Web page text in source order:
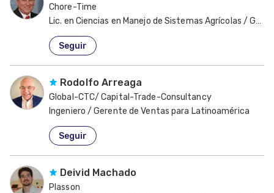
Chore-Time
Lic. en Ciencias en Manejo de Sistemas Agrícolas /
Estados Unidos de América
Seguir
Rodolfo Arreaga
Global-CTC/ Capital-Trade-Consultancy
Ingeniero / Gerente de Ventas para Latinoamérica
Estados Unidos de América
Seguir
Deivid Machado
Plasson